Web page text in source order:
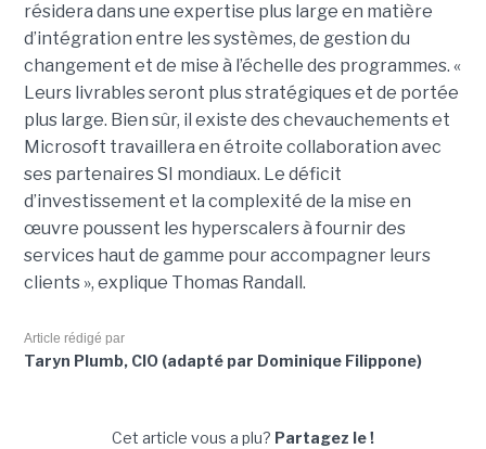
résidera dans une expertise plus large en matière
d’intégration entre les systèmes, de gestion du
changement et de mise à l’échelle des programmes. «
Leurs livrables seront plus stratégiques et de portée
plus large. Bien sûr, il existe des chevauchements et
Microsoft travaillera en étroite collaboration avec
ses partenaires SI mondiaux. Le déficit
d’investissement et la complexité de la mise en
œuvre poussent les hyperscalers à fournir des
services haut de gamme pour accompagner leurs
clients », explique Thomas Randall.
Article rédigé par
Taryn Plumb, CIO (adapté par Dominique Filippone)
Cet article vous a plu? Partagez le !